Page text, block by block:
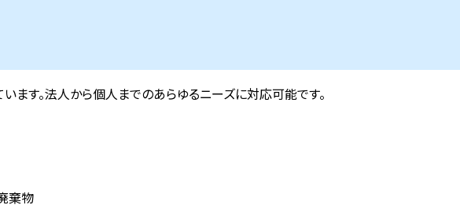
ます。法人から個人までのあらゆるニーズに対応可能です。
棄物